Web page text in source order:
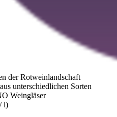
der Rotweinlandschaft
unterschiedlichen Sorten
Weingläser
l)